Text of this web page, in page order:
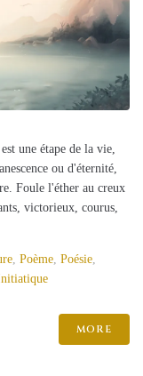
une étape de la vie,
ou d'éternité,
Foule l'éther au creux
victorieux, courus,
Poème Poésie
MORE